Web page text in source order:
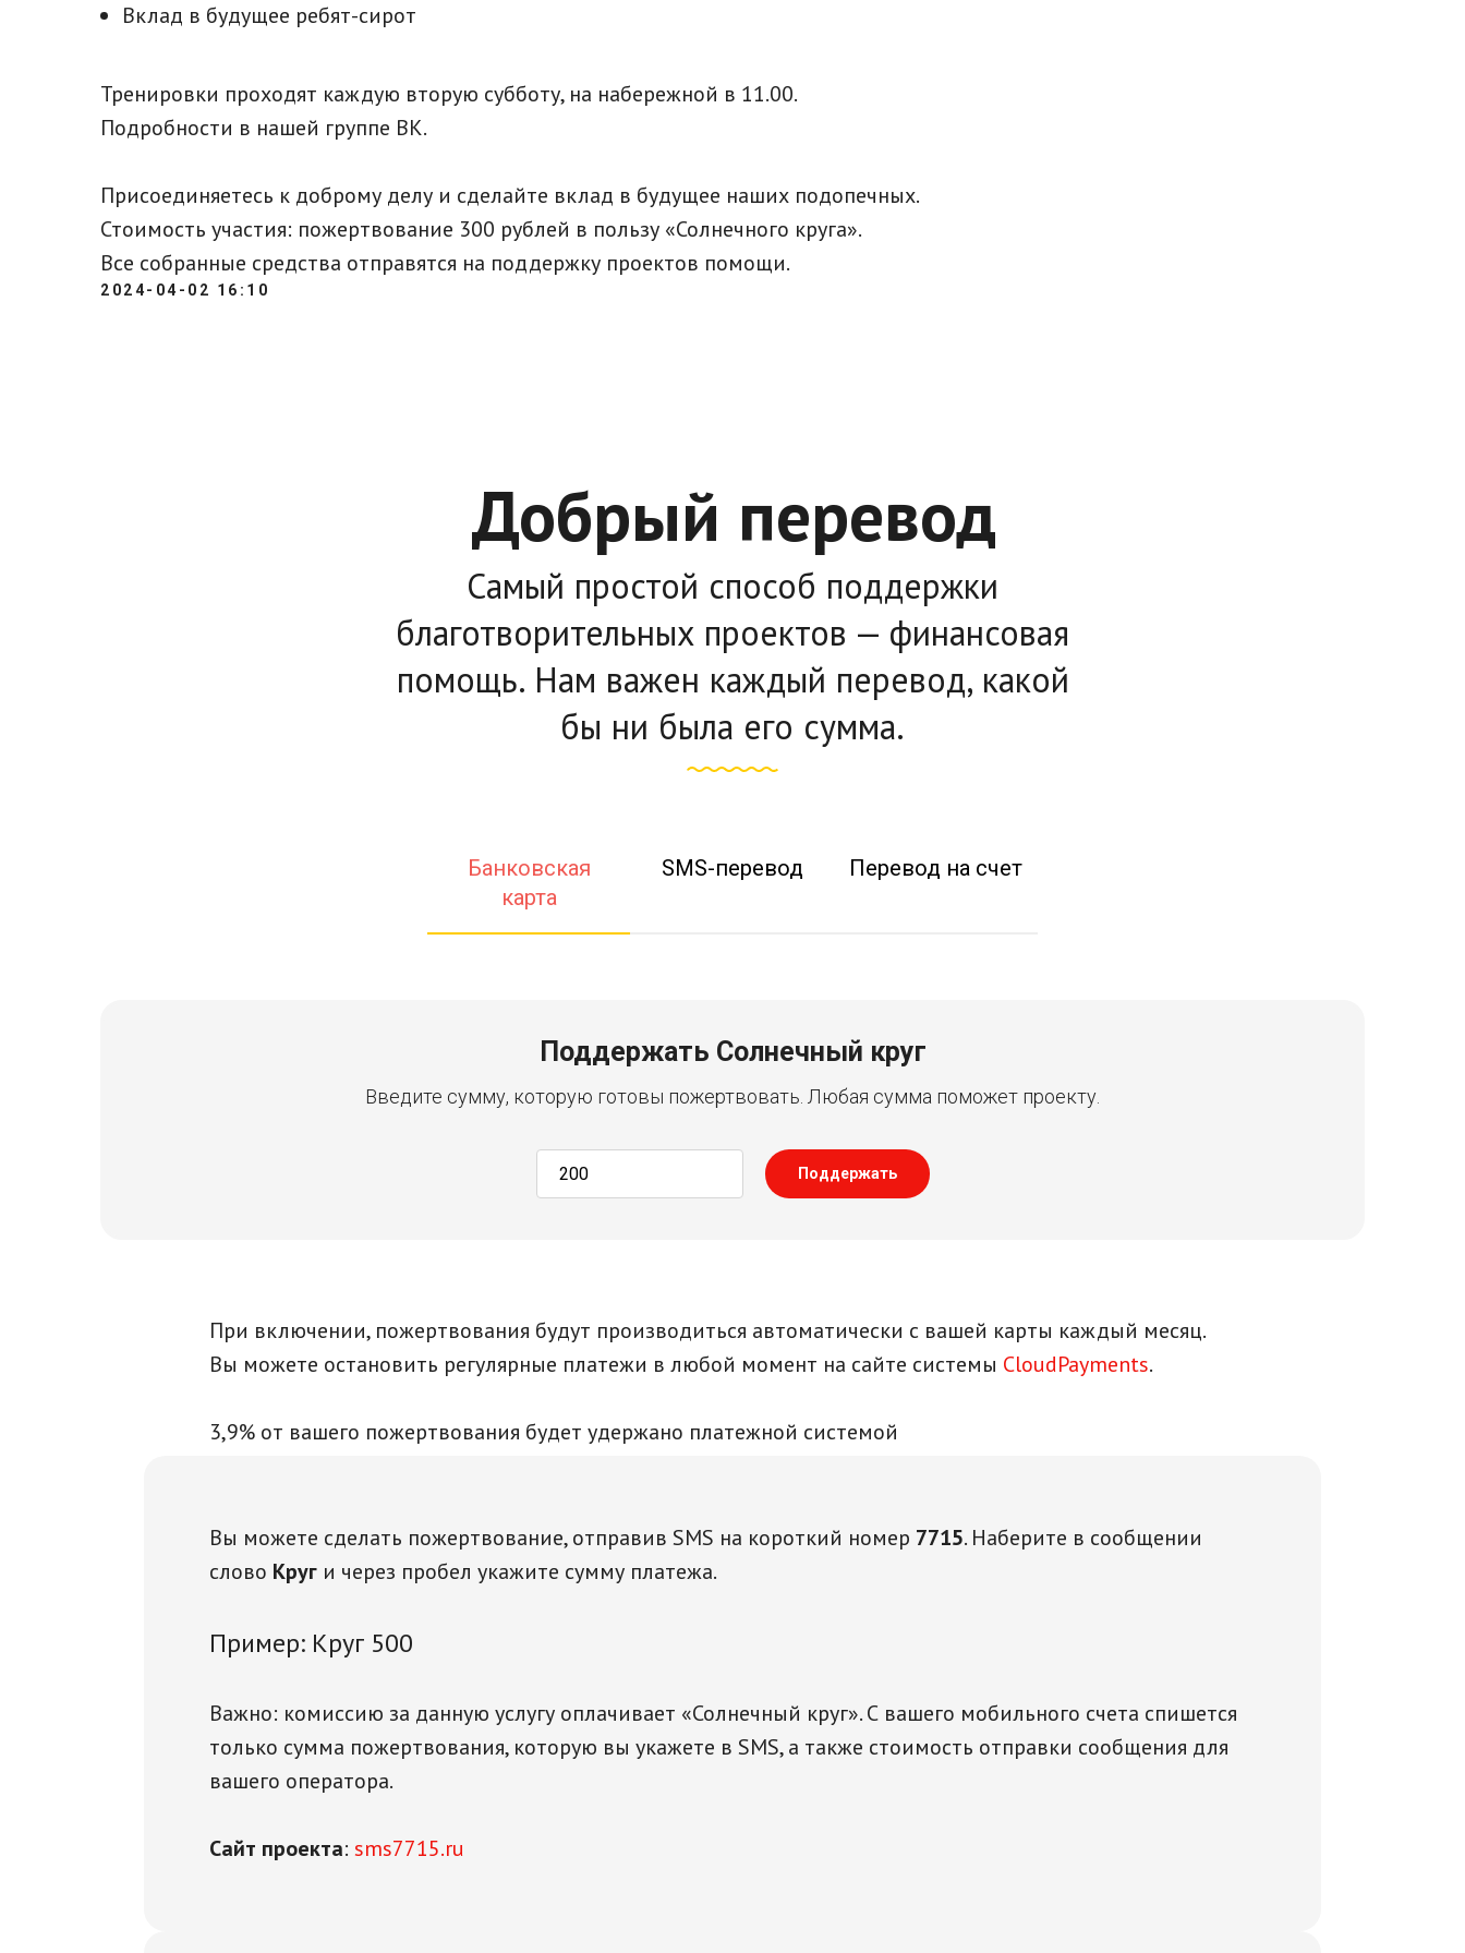
Вклад в будущее ребят-сирот
Тренировки проходят каждую вторую субботу, на набережной в 11.00.
Подробности в нашей группе ВК.
Присоединяетесь к доброму делу и сделайте вклад в будущее наших подопечных.
Стоимость участия: пожертвование 300 рублей в пользу «Солнечного круга».
Все собранные средства отправятся на поддержку проектов помощи.
2024-04-02 16:10
Самый простой способ поддержки
благотворительных проектов — финансовая
помощь. Нам важен каждый перевод, какой
бы ни была его сумма.
Добрый перевод
Банковская
карта
SMS-перевод Перевод на счет
Поддержать Солнечный круг
Введите сумму, которую готовы пожертвовать. Любая сумма поможет проекту.
Поддержать
При включении, пожертвования будут производиться автоматически с вашей карты каждый месяц.
Вы можете остановить регулярные платежи в любой момент на сайте системы CloudPayments.
3,9% от вашего пожертвования будет удержано платежной системой
Вы можете сделать пожертвование, отправив SMS на короткий номер 7715. Наберите в сообщении
слово Круг и через пробел укажите сумму платежа.
Пример: Круг 500
Важно: комиссию за данную услугу оплачивает «Солнечный круг». С вашего мобильного счета спишется
только сумма пожертвования, которую вы укажете в SMS, а также стоимость отправки сообщения для
вашего оператора.
Сайт проекта: sms7715.ru